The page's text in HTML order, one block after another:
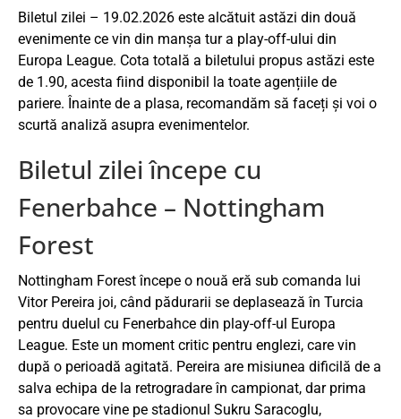
Biletul zilei – 19.02.2026 este alcătuit astăzi din două
evenimente ce vin din manșa tur a play-off-ului din
Europa League. Cota totală a biletului propus astăzi este
de 1.90, acesta fiind disponibil la toate agențiile de
pariere. Înainte de a plasa, recomandăm să faceți și voi o
scurtă analiză asupra evenimentelor.
Biletul zilei începe cu
Fenerbahce – Nottingham
Forest
Nottingham Forest începe o nouă eră sub comanda lui
Vitor Pereira joi, când pădurarii se deplasează în Turcia
pentru duelul cu Fenerbahce din play-off-ul Europa
League. Este un moment critic pentru englezi, care vin
după o perioadă agitată. Pereira are misiunea dificilă de a
salva echipa de la retrogradare în campionat, dar prima
sa provocare vine pe stadionul Sukru Saracoglu,